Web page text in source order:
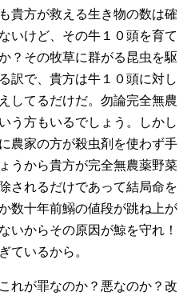
貴方が救える生き物の数は確
いけど、その牛１０頭を育て
？その牧草に群がる昆虫を駆
訳で、貴方は牛１０頭に対し
してるだけだ。勿論完全無農
う方もいるでしょう。しかし
農家の方が殺虫剤を使わず手
うから貴方が完全無農薬野菜
されるだけであって結局命を
数十年前鰯の値段が跳ね上が
いからその原因が鯨を守れ！
ているから。
れが罪なのか？悪なのか？改